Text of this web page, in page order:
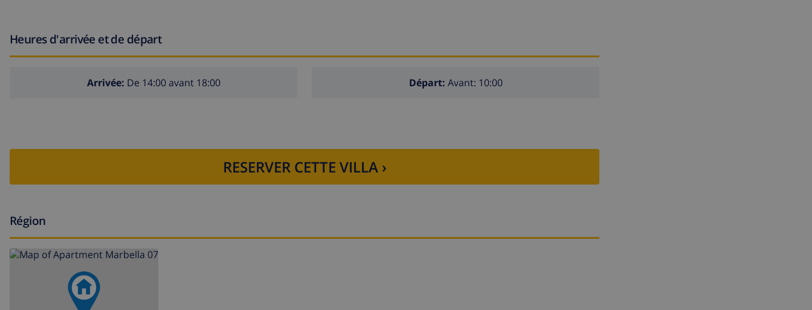
Heures d'arrivée et de départ
Arrivée: De 14:00 avant 18:00 Départ: Avant: 10:00
RESERVER CETTE VILLA ›
Région